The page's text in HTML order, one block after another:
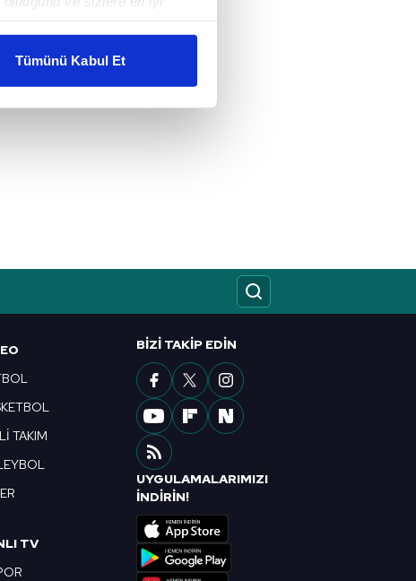
gösterilmeyecektir."
kullanılmaktadır. Bu
sunulması
ve sizlere yönelik
ve sitemizde ilgili
Tümünü Kabul Et
TAKIM
TV
BIZI TAKIP EDIN
UYGULAMALARIMIZI
İNDİRİN!